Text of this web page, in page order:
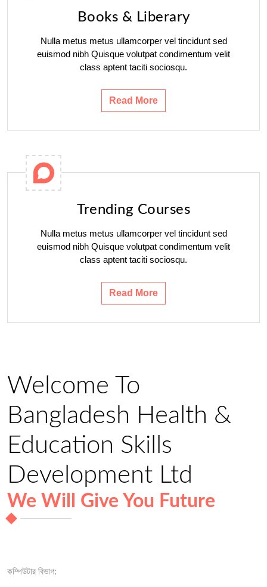
Books & Liberary
Nulla metus metus ullamcorper vel tincidunt sed
euismod nibh Quisque volutpat condimentum velit
class aptent taciti sociosqu.
Read More
Trending Courses
Nulla metus metus ullamcorper vel tincidunt sed
euismod nibh Quisque volutpat condimentum velit
class aptent taciti sociosqu.
Read More
Welcome To
Bangladesh Health &
Education Skills
Development Ltd
We Will Give You Future
কম্পিউটার বিভাগ: